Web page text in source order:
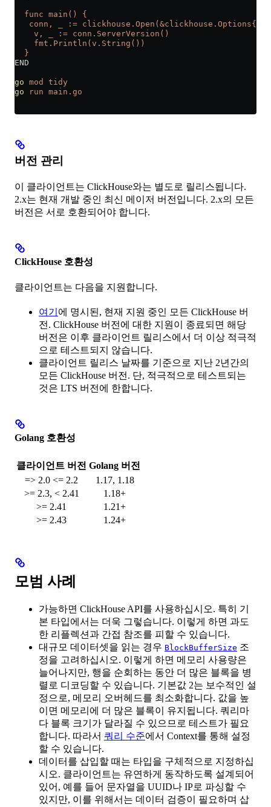
  func main() {
conn, _ :=
    v, _ := conn.ServerVersion()
    fmt.Println(v.String())
  }
END
go mod
tidy
go run main.go
버전 관리
이 클라이언트는 ClickHouse와는 별도로 릴리스됩니다.
2.x는 현재 개발 중인 최신 메이저 버전입니다. 2.x의 모든
버전은 서로 호환되어야 합니다.
ClickHouse 호환성
클라이언트는 다음을 지원합니다.
여기 에 명시된, 현재 지원 중인 모든 ClickHouse 버
전. ClickHouse 버전에 대한 지원이 종료되면 해당
버전은 이후 클라이언트 릴리스에서 더 이상 적극적
으로 테스트되지 않습니다.
클라이언트 릴리스 날짜를 기준으로 지난 2년간의
모든 ClickHouse 버전. 단, 적극적으로 테스트되는
것은 LTS 버전에 한합니다.
Golang 호환성
클라이언트 버전 Golang 버전
=> 2.0 <= 2.2
1.17, 1.18
>= 2.3, < 2.41
1.18+
>= 2.41
1.21+
>= 2.43
1.24+
모범 사례
가능하면 ClickHouse API를 사용하십시오. 특히 기
본 타입에서는 더욱 그렇습니다. 이렇게 하면 과도
한 리플렉션과 간접 참조를 피할 수 있습니다.
대규모 데이터셋을 읽는 경우 BlockBufferSize 조
정을 고려하십시오. 이렇게 하면 메모리 사용량은
늘어나지만, 행을 순회하는 동안 더 많은 블록을 병
렬로 디코딩할 수 있습니다. 기본값 2는 보수적인 설
정으로, 메모리 오버헤드를 최소화합니다. 값을 높
이면 메모리에 더 많은 블록이 유지됩니다. 쿼리마
다 블록 크기가 달라질 수 있으므로 테스트가 필요
합니다. 따라서 쿼리 수준에서 Context를 통해 설정
할 수 있습니다.
데이터를 삽입할 때는 타입을 구체적으로 지정하십
시오. 클라이언트는 유연하게 동작하도록 설계되어
있어, 예를 들어 문자열을 UUID나 IP로 파싱할 수
있지만, 이를 위해서는 데이터 검증이 필요하며 삽